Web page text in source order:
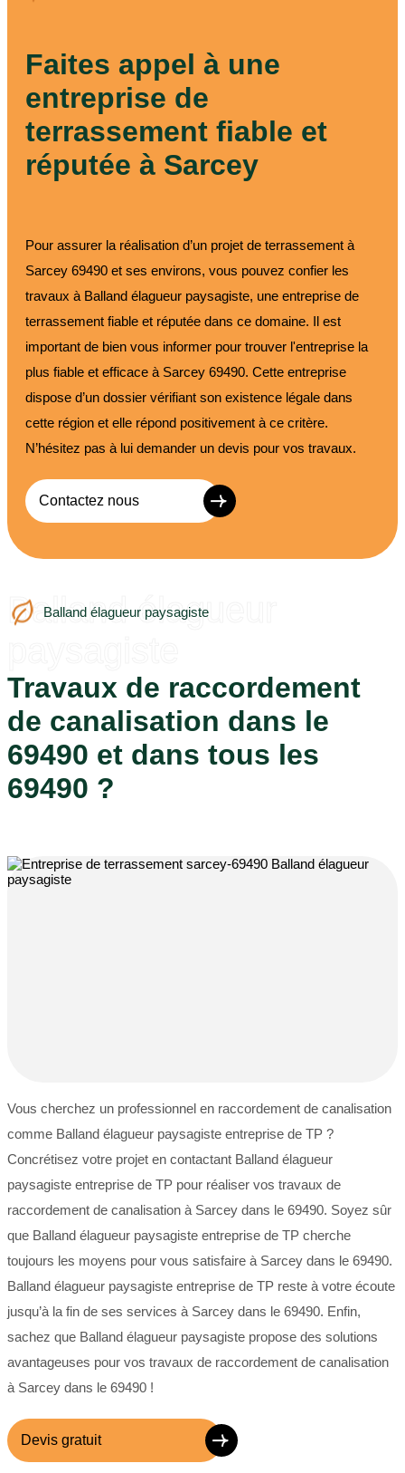
Faites appel à une
entreprise de
terrassement fiable et
réputée à Sarcey
Pour assurer la réalisation d’un projet de terrassement à
Sarcey 69490 et ses environs, vous pouvez confier les
travaux à Balland élagueur paysagiste, une entreprise de
terrassement fiable et réputée dans ce domaine. Il est
important de bien vous informer pour trouver l'entreprise la
plus fiable et efficace à Sarcey 69490. Cette entreprise
dispose d’un dossier vérifiant son existence légale dans
cette région et elle répond positivement à ce critère.
N’hésitez pas à lui demander un devis pour vos travaux.
Contactez nous
Balland élagueur paysagiste
Balland élagueur
Travaux de raccordement
de canalisation dans le
69490 et dans tous les
69490 ?
Vous cherchez un professionnel en raccordement de canalisation
comme Balland élagueur paysagiste entreprise de TP ?
Concrétisez votre projet en contactant Balland élagueur
paysagiste entreprise de TP pour réaliser vos travaux de
raccordement de canalisation à Sarcey dans le 69490. Soyez sûr
que Balland élagueur paysagiste entreprise de TP cherche
toujours les moyens pour vous satisfaire à Sarcey dans le 69490.
Balland élagueur paysagiste entreprise de TP reste à votre écoute
jusqu’à la fin de ses services à Sarcey dans le 69490. Enfin,
sachez que Balland élagueur paysagiste propose des solutions
avantageuses pour vos travaux de raccordement de canalisation
à Sarcey dans le 69490 !
Devis gratuit